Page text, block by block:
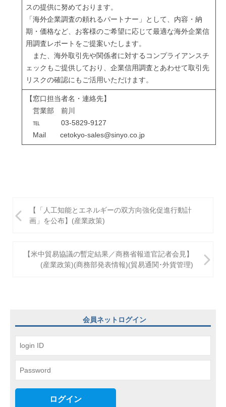
スの提供に努めております。
「海外企業調査の頼れるパートナー」として、内容・納
期・価格など、お客様のご希望に応じて最適な海外企業信
用調査レポートをご提案いたします。
また、海外取引先や関係者に対するコンプライアンスチ
ェックもご提供しており、企業信用調査とあわせて取引先
リスクの確認にもご活用いただけます。
【窓口担当者名・連絡先】
営業部 前川
℡ 03-5829-9127
Mail cetokyo-sales@sinyo.co.jp
稿
ョ
ン
【「人工知能とエネルギーの双方向強化促進行動計
画」を公布】(産業政策)
【米中貿易協議の暫定結果／商務省報道官記者会見】
(産業政策)(商務部発表情報)(貿易通関･外貨管理)
会員ネットログイン
ログイン